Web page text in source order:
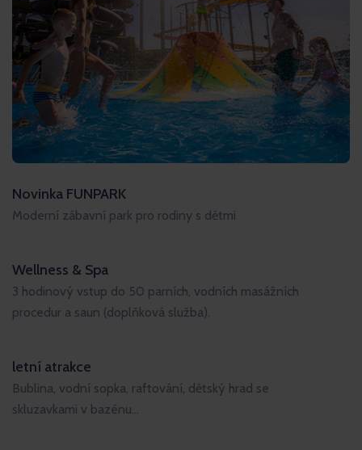
Novinka FUNPARK
Moderní zábavní park pro rodiny s dětmi
Wellness & Spa
3 hodinový vstup do 50 parních, vodních masážních
procedur a saun (doplňková služba).
letní atrakce
Bublina, vodní sopka, raftování, dětský hrad se
skluzavkami v bazénu…